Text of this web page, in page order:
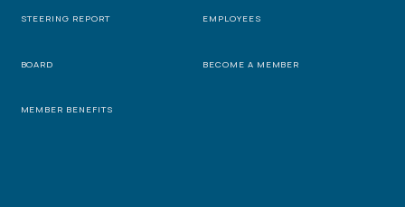
STEERING REPORT EMPLOYEES
BOARD BECOME A MEMBER
MEMBER BENEFITS